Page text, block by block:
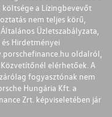
a Lízingbevevőt
nem teljes körű,
Üzletszabályzata,
Hirdetményei
oldalról,
elérhetőek. A
fogyasztónak nem
Hungária Kft. a
Zrt. képviseletében jár